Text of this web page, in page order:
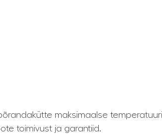
maksimaalse
toimivust ja garantiid.